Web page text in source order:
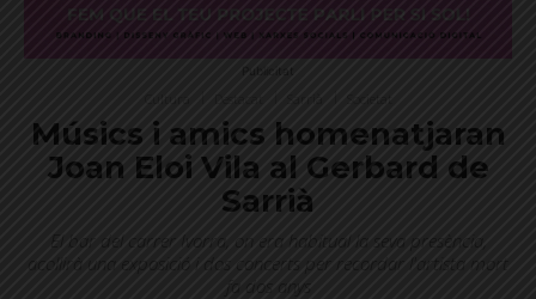
Publicitat
Músics i amics homenatjaran
Joan Eloi Vila al Gerbard de
Sarrià
El bar del carrer Ivorra, on era habitual la seva presència,
acollirà una exposició i dos concerts per recordar l'artista mort
fa dos anys